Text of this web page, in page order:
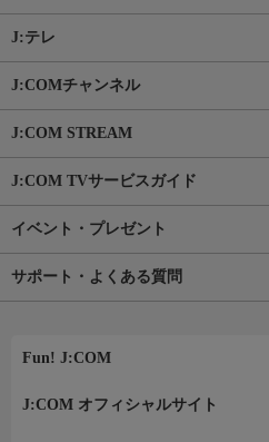
J:テレ
J:COMチャンネル
J:COM STREAM
J:COM TVサービスガイド
イベント・プレゼント
サポート・よくある質問
Fun! J:COM
J:COM オフィシャルサイト